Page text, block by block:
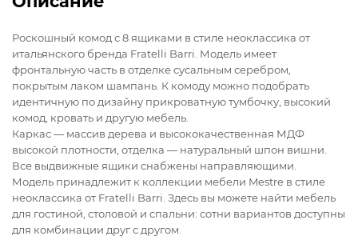
Роскошный комод с 8 ящиками в стиле неоклассика от
итальянского бренда Fratelli Barri. Модель имеет
фронтальную часть в отделке сусальным серебром,
покрытым лаком шампань. К комоду можно подобрать
идентичную по дизайну прикроватную тумбочку, высокий
комод, кровать и другую мебель.
Каркас — массив дерева и высококачественная МДФ
высокой плотности, отделка — натуральный шпон вишни.
Все выдвижные ящики снабжены направляющими.
Модель принадлежит к коллекции мебели Mestre в стиле
неоклассика от Fratelli Barri. Здесь вы можете найти мебель
для гостиной, столовой и спальни: сотни вариантов доступны
для комбинации друг с другом.